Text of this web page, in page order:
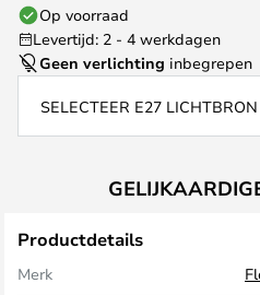
Op voorraad
Levertijd: 2 - 4 werkdagen
Geen verlichting inbegrepen
SELECTEER E27 LICHTBRON
Productdetails
Merk